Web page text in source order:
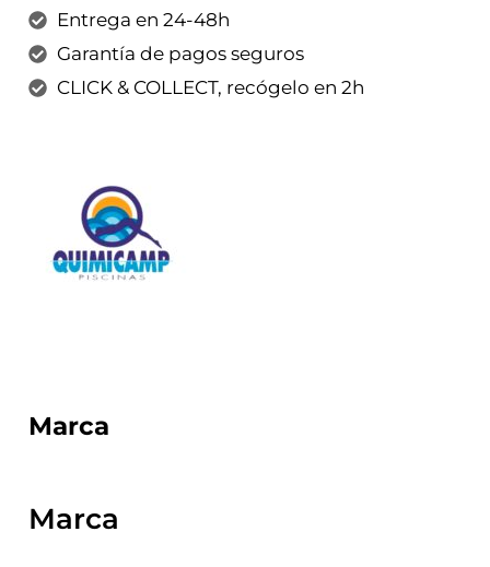
Entrega en 24-48h
Garantía de pagos seguros
CLICK & COLLECT, recógelo en 2h
Marca
Marca